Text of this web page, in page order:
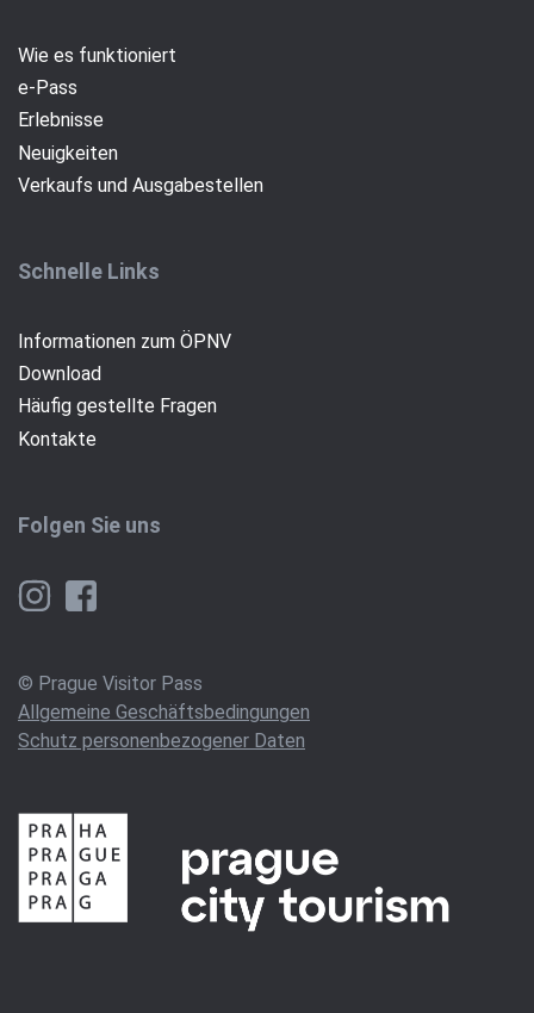
Wie es funktioniert
e-Pass
Erlebnisse
Neuigkeiten
Verkaufs und Ausgabestellen
Schnelle Links
Informationen zum ÖPNV
Download
Häufig gestellte Fragen
Kontakte
Folgen Sie uns
© Prague Visitor Pass
Allgemeine Geschäftsbedingungen
Schutz personenbezogener Daten